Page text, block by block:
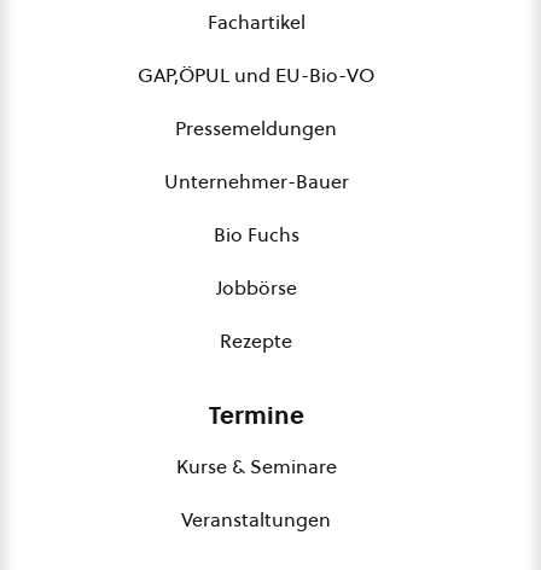
Fachartikel
GAP,ÖPUL und EU-Bio-VO
Pressemeldungen
Unternehmer-Bauer
Bio Fuchs
Jobbörse
Rezepte
Termine
Kurse & Seminare
Veranstaltungen